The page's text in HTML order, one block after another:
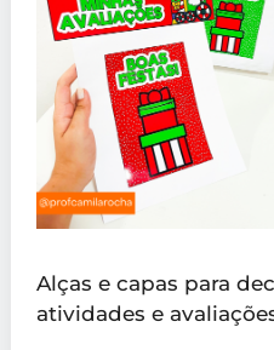
Alças e capas para
atividades e